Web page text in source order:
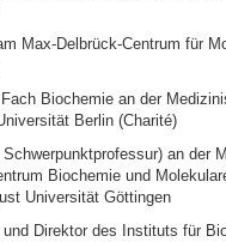
Max-Delbrück-Centrum für
Biochemie an der
Berlin (Charité)
an der
Biochemie und
Universität Göttingen
und Direktor des Instituts für